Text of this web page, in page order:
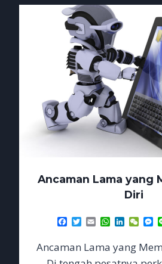
Ancaman Lama yang
Diri
Facebook
TwitterEmailWhatsApp
Ancaman Lama yang